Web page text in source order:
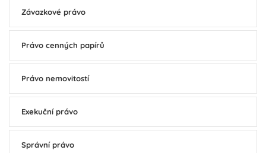
Závazkové právo
Právo cenných papírů
Právo nemovitostí
Exekuční právo
Správní právo